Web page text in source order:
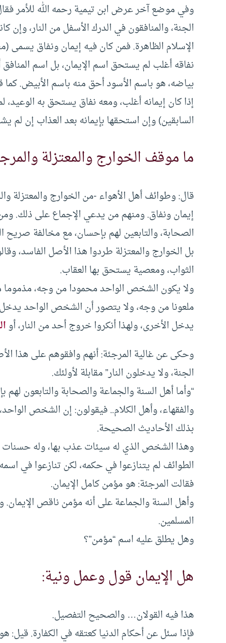
وفي موضع آخر عرض ابن تيمية رحمه الله للأمر
الجنة، والمنافقون في الدرك الأسفل من النار، وإن
الإسلام الظاهرة. فمن كان فيه إيمان ونفاق يسمى
نفاقه أغلب لم يستحق اسم الإيمان، بل اسم
بياضه، هو باسم الأسود أحق منه باسم الأبيض. كما
إذا كان إيمانه أغلب، ومعه نفاق يستحق به
السابقين) وإن استحقها بإيمانه بعد العذاب إن لم
ما موقف الخوارج والمعتزلة
قال: وطوائف أهل الأهواء -من الخوارج والمعتزلة
إيمان ونفاق. ومنهم من يدعي الإجماع على ذلك. ومن
الصحابة، والتابعين لهم بإحسان، مع مخالفة صريح
بل الخوارج والمعتزلة طردوا هذا الأصل الفاسد،
الثواب، ومعصية يستحق بها العقاب.
ولا يكون الشخص الواحد محمودا من وجه،
ملعونا من وجه، ولا يتصور أن الشخص الواحد
يدخل الأخرى، ولهذا أنكروا خروج أحد من النار، أو
وحكى عن غالية المرجئة: أنهم وافقوهم على هذا
الجنة، ولا يدخلون النار” مقابلة لأولئك.
“وأما أهل السنة والجماعة والصحابة والتابعون
والفقهاء، وأهل الكلام.. فيقولون: إن الشخص
بذلك الأحاديث الصحيحة.
وهذا الشخص الذي له سيئات عذب بها، وله حسنات
الطوائف لم يتنازعوا في حكمه، لكن تنازعوا في
فقالت المرجئة: هو مؤمن كامل الإيمان.
وأهل السنة والجماعة على أنه مؤمن ناقص الإيمان.
المسلمين.
وهل يطلق عليه اسم “مؤمن”؟
هل الإيمان قول وعمل ونية:
هذا فيه القولان… والصحيح التفصيل.
فإذا سئل عن أحكام الدنيا كعتقه في الكفارة.